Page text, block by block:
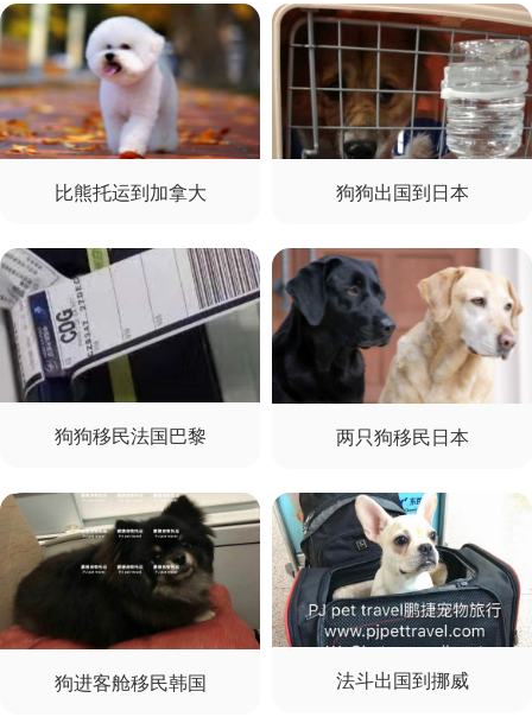
比熊托运到加拿大 狗狗出国到日本
狗狗移民法国巴黎 两只狗移民日本
狗进客舱移民韩国 法斗出国到挪威